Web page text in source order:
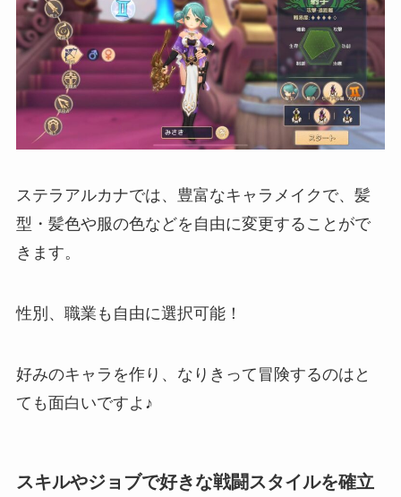
ステラアルカナでは、豊富なキャラメイクで、 髪
型・髪色や服の色などを自由に変更することがで
きます。
性別、職業も自由に選択可能！
好みのキャラを作り、なりきって冒険するのはと
ても面白いですよ♪
スキルやジョブで好きな戦闘スタイルを確立